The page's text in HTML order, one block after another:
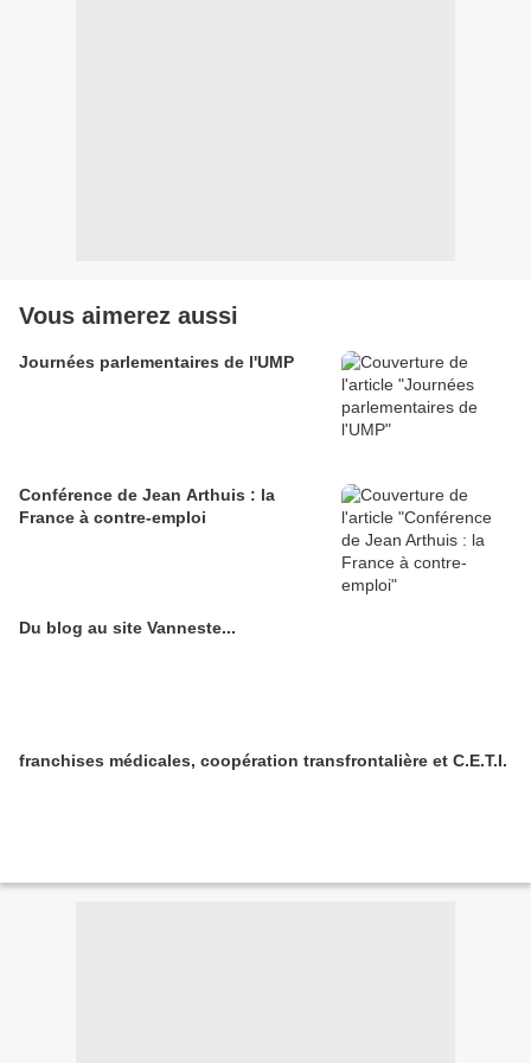
Vous aimerez aussi
Journées parlementaires de l'UMP
Conférence de Jean Arthuis : la
France à contre-emploi
Du blog au site Vanneste...
franchises médicales, coopération transfrontalière et C.E.T.I.